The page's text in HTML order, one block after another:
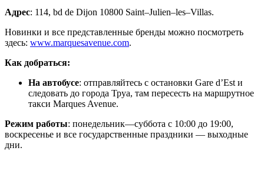
Адрес: 114, bd de Dijon 10800 Saint–Julien–les–Villas.
Новинки и все представленные бренды можно посмотреть
здесь: www.marquesavenue.com.
Как добраться:
На автобусе: отправляйтесь с остановки Gare d’Est и
следовать до города Труа, там пересесть на маршрутное
такси Marques Avenue.
Режим работы: понедельник—суббота с 10:00 до 19:00,
воскресенье и все государственные праздники — выходные
дни.